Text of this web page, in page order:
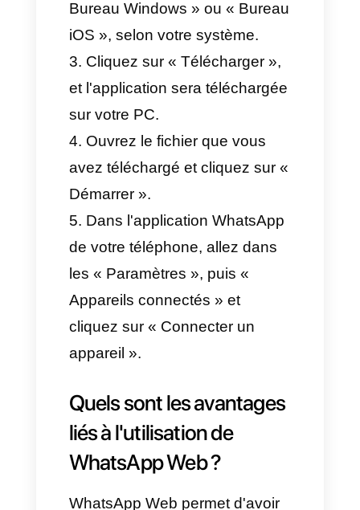
Dès que vous aurez scanné
lecode QR, tous les messages,
groupes et conversations
seront synchronisés
directement avec la version
web de WhatsApp.
Comment télécharger
l'application web
WhatsApp sur PC (étape
par étape)
ordinateur et rendez-vous sur
https://www.whatsapp.com/dow